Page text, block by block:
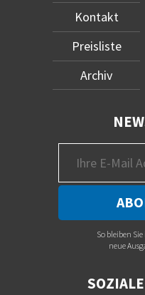
Kontakt
Preisliste
Archiv
So bleiben
neue